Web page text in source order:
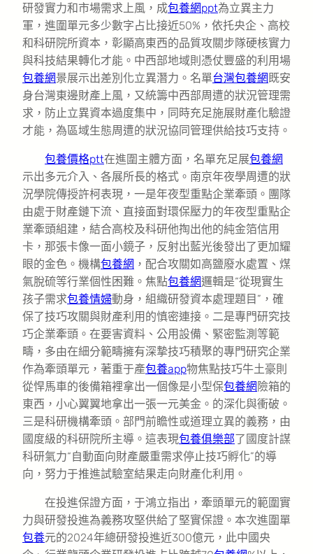
研發實力和市場需求上風，成包養網ppt為立異主力
軍，進圍單元多少數字占比接近50%，依托央企、高校
和科研院所資本，彰顯高東西的品質攻關步隊硬核實力
與科技結果轉化才能。中西部地域則憑仗豐盛的利用場
包養網景展示出差別化立異潛力。名單台灣包養網既安
身台灣東邊財產上風，又統籌中西部周遭的狀況管理需
求，防止立異資本過度集中，同時充足施展財產化驗證
才能，為區域生態周遭的狀況協同管理供給技巧支持。
包養價格ptt在進圍主體方面，名單充足展包養網
示出多元介入、各展所長的格式。南京年夜學周遭的狀
況學院傳授許柯表現，一是年夜型重點企業牽頭。團隊
由處于財產鏈下流、直接面對環保壓力的年夜型重點企
業牽頭組建，結合高校及科研他掏出他的純金箔信用
卡，那張卡像一面小鏡子，反射出藍光後發出了更加耀
眼的金色。機構包養網 ，配合攻關如高鹽廢水處置、煤
氣脫硫等行業個性困難。焦點包養網邏輯是“從現實生
孩子需求包養情婦動身，組織研發資本處理題目”，確
保了技巧攻關與財產利用的慎密連接。二是專門研究技
巧企業牽頭。在要害資料、公用設備、緊密監測等範
疇，多由在細分範疇擁有深摯技巧積聚的專門研究企業
作為牽頭單元，著重于產包養app物焦點技巧牛土豪則
從悍馬車的後備箱裡拿出一個像是小型保包養網 險箱的
東西，小心翼翼地拿出一張一元美金。的深化與衝破。
三是科研機構牽頭。部門前瞻性或道理立異的義務，由
國度級的科研院所主導。這表現包養俱樂部了國度計謀
科研氣力“自動面向財產嚴重需求停止技巧孵化”的導
向，努力于推進試驗室結果走向財產化利用。
在投進保證方面，于鴻立指出，牽頭單元的範圍實
力與研發投進為義務攻堅供給了堅實保證。本次進圍單
包養元的2024年總研發投進近300億元，此中國央